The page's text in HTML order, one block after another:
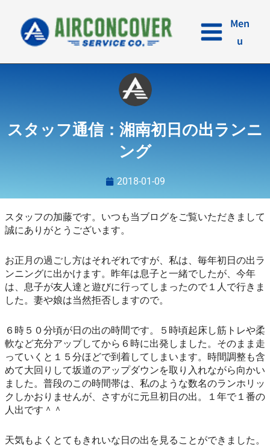
キ
Men
u
スタッフ通信：湘南初日の出ランニ
ング
2018-01-09
スタッフの加藤です。いつも当ブログをご覧いただきまして
誠にありがとうございます。
お正月の過ごし方はそれぞれですが、私は、毎年初日の出ラ
ンニングに出かけます。昨年は息子と一緒でしたが、今年
は、息子が友人達と遊びに行ってしまったので１人で行きま
した。妻や娘は当然拒否しますので。
６時５０分頃が日の出の時間です。５時頃起床し筋トレや柔
軟など充分アップしてから６時に出発しました。そのまま走
っていくと１５分ほどで到着してしまいます。時間調整も含
めて大回りして坂道のアップダウンを取り入れながら向かい
ました。普段のこの時間帯は、私のような数名のランホリッ
クしかおりませんが、さすがに元旦初日の出。１年で１番の
人出です＾＾
天気もよくとてもきれいな日の出を見ることができました。